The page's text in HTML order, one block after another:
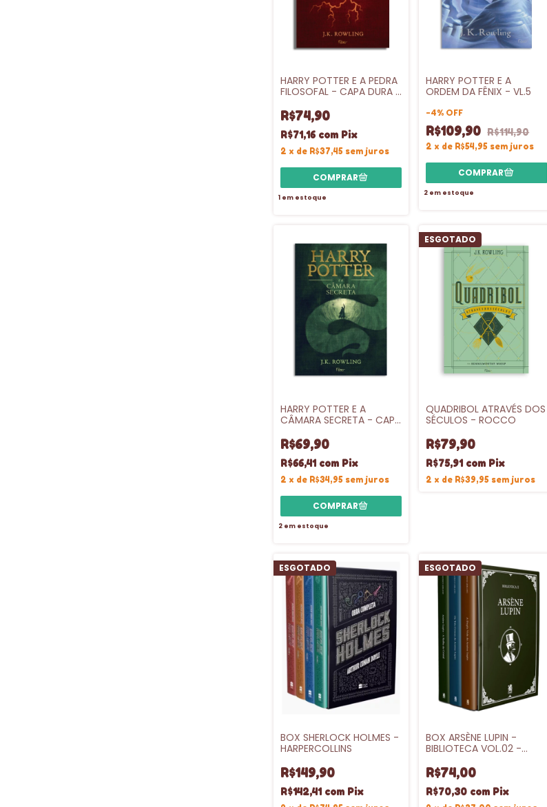
HARRY POTTER E A PEDRA
FILOSOFAL - CAPA DURA -
R$74,90
R$71,16 com Pix
2 x de R$37,45 sem juros
1em estoque
HARRY POTTER E A
ORDEM DA FÊNIX - VL.5
-4% OFF
R$109,90 R$114,90
2 x de R$54,95 sem juros
2em estoque
HARRY POTTER E A
CÂMARA SECRETA - CAPA
R$69,90
R$66,41 com Pix
2 x de R$34,95 sem juros
2em estoque
ESGOTADO
QUADRIBOL ATRAVÉS DOS
SÉCULOS - ROCCO
R$79,90
R$75,91 com Pix
2 x de R$39,95 sem juros
ESGOTADO
BOX SHERLOCK HOLMES -
HARPERCOLLINS
R$149,90
R$142,41 com Pix
ESGOTADO
BOX ARSÈNE LUPIN -
BIBLIOTECA VOL.02 -
R$74,00
R$70,30 com Pix